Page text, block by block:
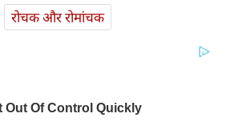
रोचक और रोमांचक